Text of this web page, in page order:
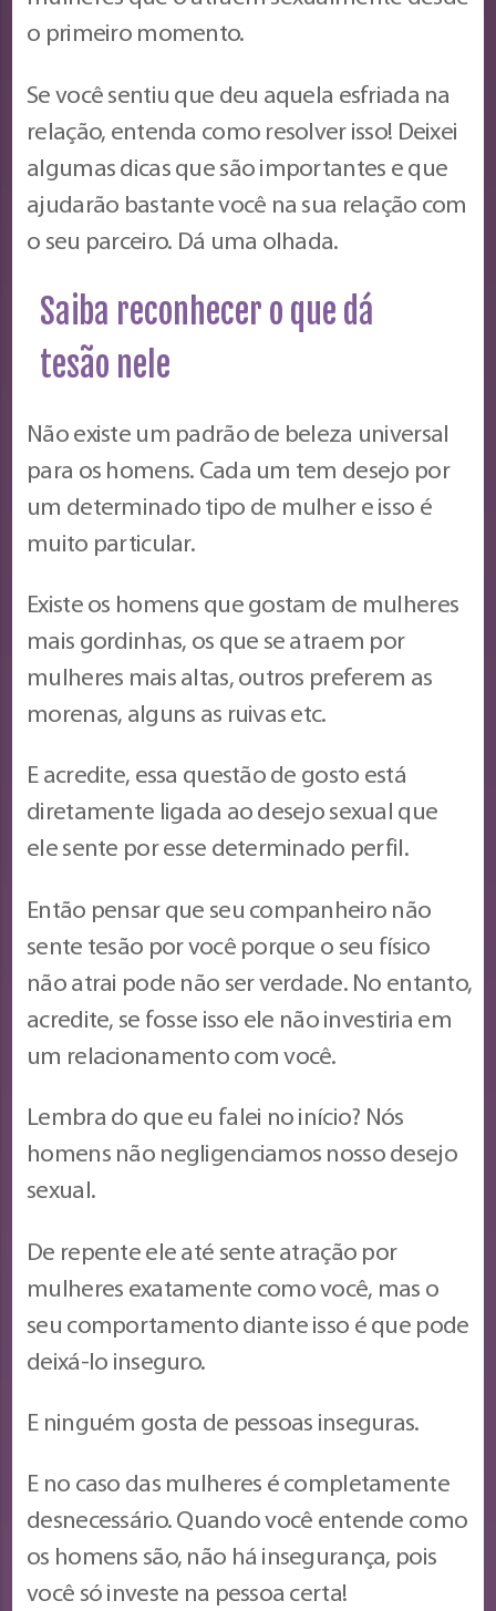
o primeiro momento.
Se você sentiu que deu aquela esfriada na
relação, entenda como resolver isso! Deixei
algumas dicas que são importantes e que
ajudarão bastante você na sua relação com
o seu parceiro. Dá uma olhada.
Saiba reconhecer o que dá
tesão nele
Não existe um padrão de beleza universal
para os homens. Cada um tem desejo por
um determinado tipo de mulher e isso é
muito particular.
Existe os homens que gostam de mulheres
mais gordinhas, os que se atraem por
mulheres mais altas, outros preferem as
morenas, alguns as ruivas etc.
E acredite, essa questão de gosto está
diretamente ligada ao desejo sexual que
ele sente por esse determinado perfil.
Então pensar que seu companheiro não
sente tesão por você porque o seu físico
não atrai pode não ser verdade. No entanto,
acredite, se fosse isso ele não investiria em
um relacionamento com você.
Lembra do que eu falei no início? Nós
homens não negligenciamos nosso desejo
sexual.
De repente ele até sente atração por
mulheres exatamente como você, mas o
seu comportamento diante isso é que pode
deixá-lo inseguro.
E ninguém gosta de pessoas inseguras.
E no caso das mulheres é completamente
desnecessário. Quando você entende como
os homens são, não há insegurança, pois
você só investe na pessoa certa!